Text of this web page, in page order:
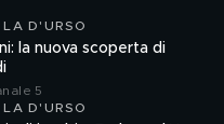
D'URSO
la nuova scoperta di
5
D'URSO